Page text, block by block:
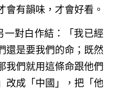
會有韻味，才會好看。
對白作結：「我已經
還是要我們的命；既然
我們就用這條命跟他們
改成「中國」，把「他